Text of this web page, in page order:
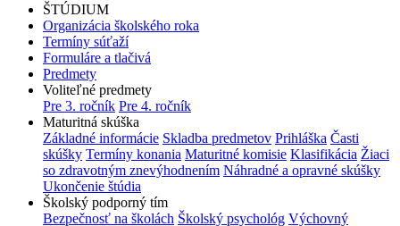
ŠTÚDIUM
Organizácia školského roka
Termíny súťaží
Formuláre a tlačivá
Predmety
Voliteľné predmety
Pre 3. ročník Pre 4. ročník
Maturitná skúška
Základné informácie Skladba predmetov Prihláška Časti
skúšky Termíny konania Maturitné komisie Klasifikácia Žiaci
so zdravotným znevýhodnením Náhradné a opravné skúšky
Ukončenie štúdia
Školský podporný tím
Bezpečnosť na školách Školský psychológ Výchovný